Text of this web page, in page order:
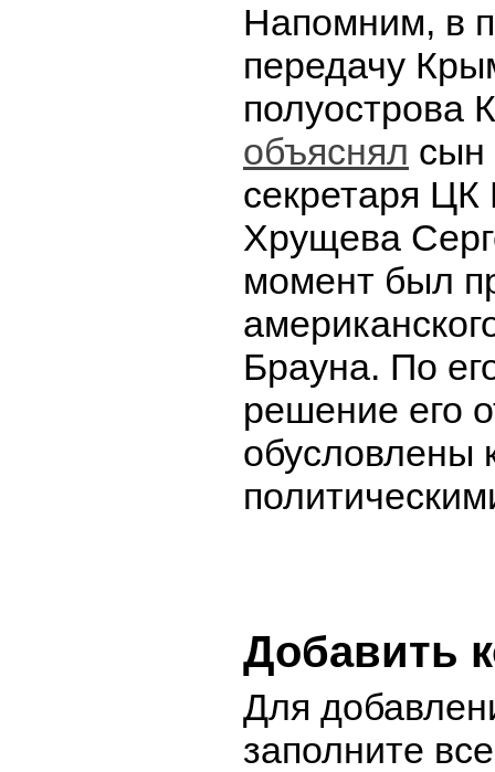
Напомним, в
передачу
полуострова
объяснял сын
секретаря
Хрущева
момент был
Брауна. По
решение его
обусловлены
Добавить
Для
заполните